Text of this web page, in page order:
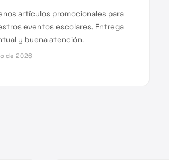
artículos promocionales para
eventos escolares. Entrega
y buena atención.
de 2026